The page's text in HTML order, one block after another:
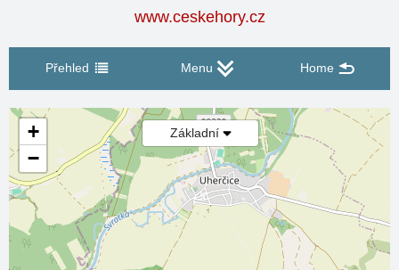
www.ceskehory.cz
Přehled Menu Home
Základní
+
−